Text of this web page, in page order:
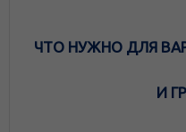
ЧТО НУЖНО ДЛЯ
И